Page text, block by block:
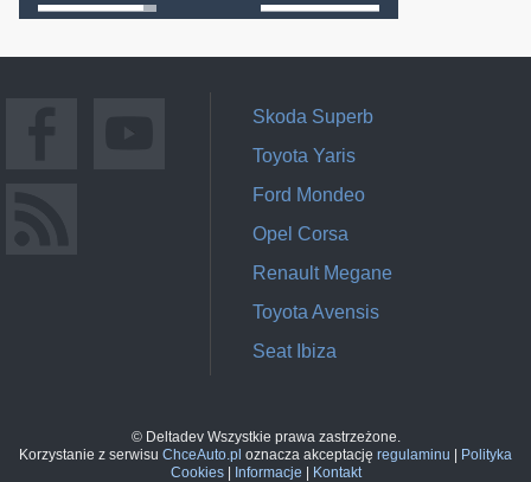
Skoda Superb
Toyota Yaris
Ford Mondeo
Opel Corsa
Renault Megane
Toyota Avensis
Seat Ibiza
© Deltadev Wszystkie prawa zastrzeżone.
Korzystanie z serwisu ChceAuto.pl oznacza akceptację regulaminu
Polityka
Cookies| Informacje Kontakt